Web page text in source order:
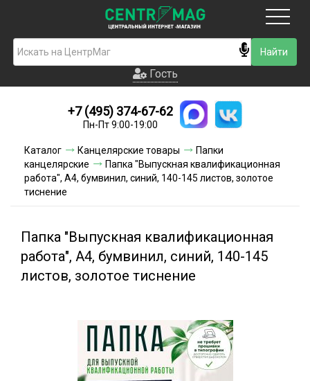
Гость
Новинки
Условия доставки
Условия оплаты
Акции и скидки
Гость
+7 (495) 374-67-62
Пн-Пт 9:00-19:00
Каталог Канцелярские товары
Папки
канцелярские
Папка "Выпускная квалификационная
работа", А4, бумвинил, синий, 140-145 листов, золотое
тиснение
Папка "Выпускная квалификационная
работа", А4, бумвинил, синий, 140-145
листов, золотое тиснение